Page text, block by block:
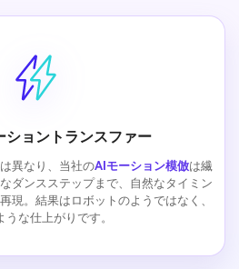
ショントランスファー
異なり、当社のAIモーション模倣は繊
ダンスステップまで、自然なタイミン
現。結果はロボットのようではなく、
うな仕上がりです。